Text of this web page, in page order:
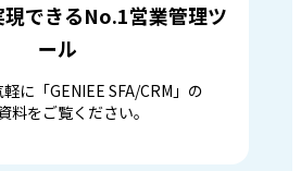
できるNo.1営業管理ツ
ール
に「GENIEE SFA/CRM」の
料をご覧ください。